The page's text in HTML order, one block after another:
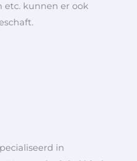
etc. kunnen er ook
in